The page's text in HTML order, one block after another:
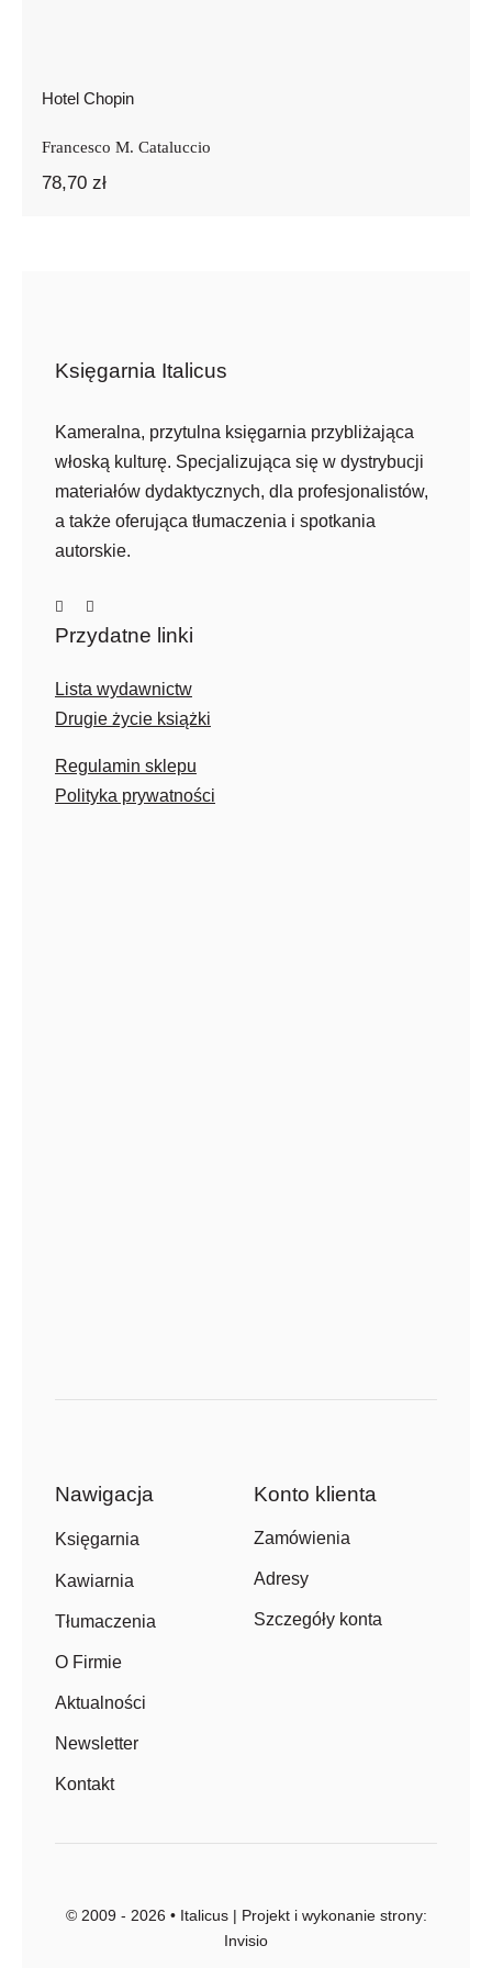
Hotel Chopin
Francesco M. Cataluccio
78,70 zł
Księgarnia Italicus
Kameralna, przytulna księgarnia przybliżająca
włoską kulturę. Specjalizująca się w dystrybucji
materiałów dydaktycznych, dla profesjonalistów,
a także oferująca tłumaczenia i spotkania
autorskie.
Przydatne linki
Lista wydawnictw
Drugie życie książki
Regulamin sklepu
Polityka prywatności
Nawigacja
Księgarnia
Kawiarnia
Tłumaczenia
O Firmie
Aktualności
Newsletter
Kontakt
Konto klienta
Zamówienia
Adresy
Szczegóły konta
© 2009 - 2026 • Italicus | Projekt i wykonanie strony:
Invisio